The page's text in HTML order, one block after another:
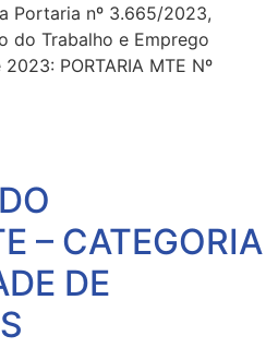
Portaria nº 3.665/2023,
do Trabalho e Emprego
PORTARIA MTE Nº
– CATEGORIA
DE